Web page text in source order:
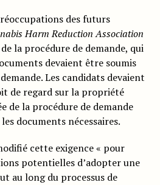
des futurs
Harm Reduction Association
la procédure de demande, qui
devaient être soumis
Les candidats devaient
de regard sur la propriété
de la procédure de demande
documents nécessaires.
cette exigence « pour
potentielles d’adopter une
au long du processus de